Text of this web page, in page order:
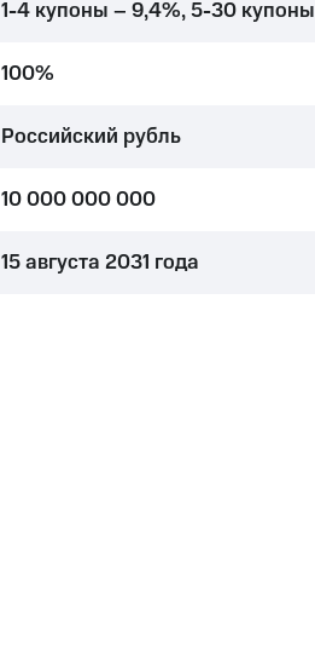
1-4 купоны – 9,4%,5-30 купоны
100%
Российский рубль
10 000 000 000
15 августа 2031 года